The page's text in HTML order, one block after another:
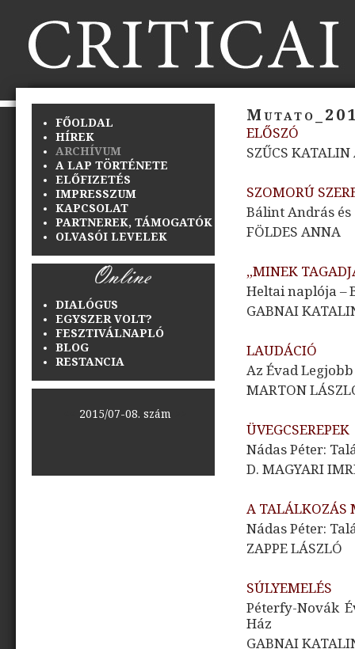
FŐOLDAL
HÍREK
ARCHÍVUM
A LAP TÖRTÉNETE
ELŐFIZETÉS
IMPRESSZUM
KAPCSOLAT
PARTNEREK, TÁMOGATÓK
OLVASÓI LEVELEK
DIALÓGUS
EGYSZER VOLT?
FESZTIVÁLNAPLÓ
BLOG
RESTANCIA
2015/07-08. szám>>
ELŐSZÓ
SZŰCS KATALIN
SZOMORÚ
Bálint András
FÖLDES ANNA
„MINEK
Heltai naplója –
GABNAI
LAUDÁCIÓ
Az Évad
MARTON
ÜVEGCSEREPEK
Nádas Péter:
D. MAGYARI
A TALÁLKOZÁS
Nádas Péter:
ZAPPE LÁSZLÓ
SÚLYEMELÉS
Péterfy-Novák
Ház
GABNAI